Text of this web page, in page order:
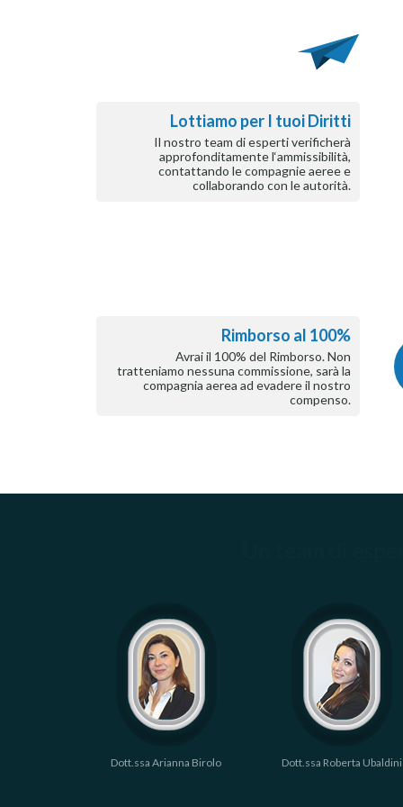
Lottiamo per I tuoi Diritti
Il nostro team di esperti verificherà
approfonditamente l‘ammissibilità,
contattando le compagnie aeree e
collaborando con le autorità.
Rimborso al 100%
Avrai il 100% del Rimborso. Non
tratteniamo nessuna commissione, sarà la
compagnia aerea ad evadere il nostro
compenso.
Dott.ssa Arianna Birolo Dott.ssa Roberta Ubaldini